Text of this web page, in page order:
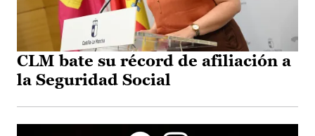
CLM bate su récord de afiliación a
la Seguridad Social